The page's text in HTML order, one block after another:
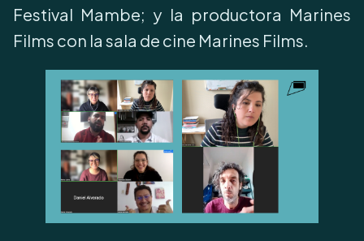
Festival Mambe; y la productora Marines
Films con la sala de cine Marines Films.